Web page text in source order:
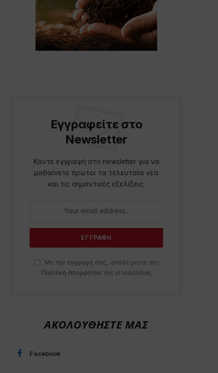
Εγγραφείτε στο
Newsletter
Κάντε εγγραφή στο newsletter για να
μαθαίνετε πρώτοι τα τελευταία νέα
και τις σημαντικές εξελίξεις.
Με την εγγραφή σας, αποδέχεστε την
Πολιτική Απορρήτου της ιστοσελίδας
ΑΚΟΛΟΥΘΗΣΤΕ ΜΑΣ
Facebook